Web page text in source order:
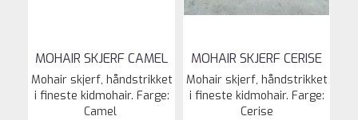
MOHAIR SKJERF CAMEL
Mohair skjerf, håndstrikket
i fineste kidmohair. Farge:
Camel
MOHAIR SKJERF CERISE
Mohair skjerf, håndstrikket
i fineste kidmohair. Farge:
Cerise